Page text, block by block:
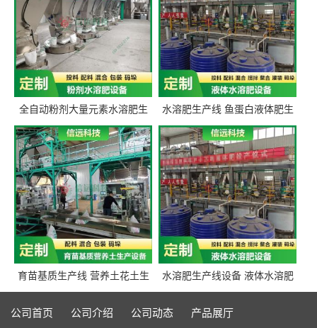
全自动粉剂大量元素水溶肥生
产设备 信远科技肥料生产设备
源头厂家
水溶肥生产线 鱼蛋白液体肥生
产设备 氨基酸液态肥全套设备
育苗基质生产线 营养土花土生
产线 有机肥生产线设备
水溶肥生产线设备 液体水溶肥
生产线 桶装液体水溶肥生产线
设备
公司首页 公司介绍 公司动态 产品展厅